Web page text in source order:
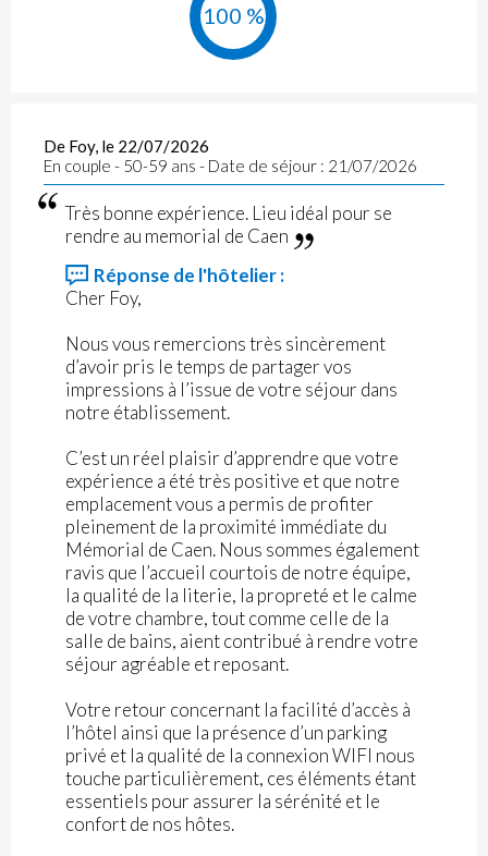
100 %
De Foy, le 22/07/2026
En couple - 50-59 ans - Date de séjour : 21/07/2026
Très bonne expérience. Lieu idéal pour se
rendre au memorial de Caen
Réponse de l'hôtelier :
Cher Foy,
Nous vous remercions très sincèrement
d’avoir pris le temps de partager vos
impressions à l’issue de votre séjour dans
notre établissement.
C’est un réel plaisir d’apprendre que votre
expérience a été très positive et que notre
emplacement vous a permis de profiter
pleinement de la proximité immédiate du
Mémorial de Caen. Nous sommes également
ravis que l’accueil courtois de notre équipe,
la qualité de la literie, la propreté et le calme
de votre chambre, tout comme celle de la
salle de bains, aient contribué à rendre votre
séjour agréable et reposant.
Votre retour concernant la facilité d’accès à
l’hôtel ainsi que la présence d’un parking
privé et la qualité de la connexion WIFI nous
touche particulièrement, ces éléments étant
essentiels pour assurer la sérénité et le
confort de nos hôtes.